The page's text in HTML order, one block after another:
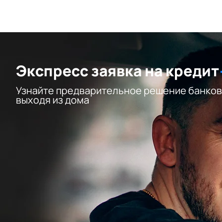
Экспресс заявка на кредит
Узнайте предварительное решение
выходя из дома